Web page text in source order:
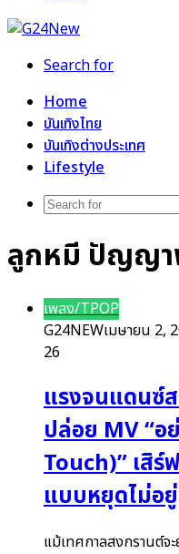
Search for
Home
บันเทิงไทย
บันเทิงต่างประเทศ
Lifestyle
ลูกหมี ปัญญา
เพลง/TPOP
G24NEWเมษายน 2,
26
แรงจนแดนซ์
ปล่อย MV “อ
Touch)” เสิร์
แบบหยุดไม่อยู่
แม้เทศกาลสงกรานต์จ